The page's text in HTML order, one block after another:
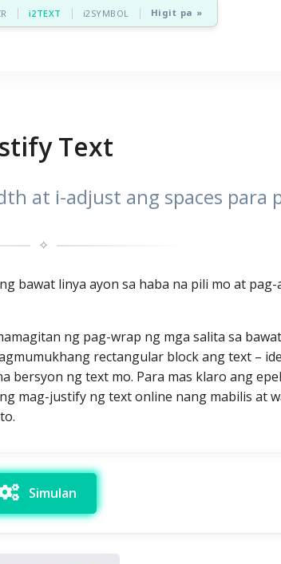
i2TEXT i2SYMBOL Higit pa »
Text
at i-adjust ang spaces para
✧
bawat linya ayon sa haba na pili mo at
ng pag-wrap ng mga salita sa
rectangular block ang text –
ng text mo. Para mas klaro ang
mag-justify ng text online nang mabilis at
Simulan